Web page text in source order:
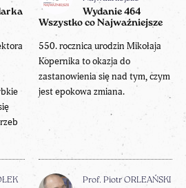
Wydanie 464
Wszystko co Najważniejsze
550. rocznica urodzin Mikołaja
Kopernika to okazja do
zastanowienia się nad tym, czym
jest epokowa zmiana.
Prof. Piotr ORLEAŃSKI